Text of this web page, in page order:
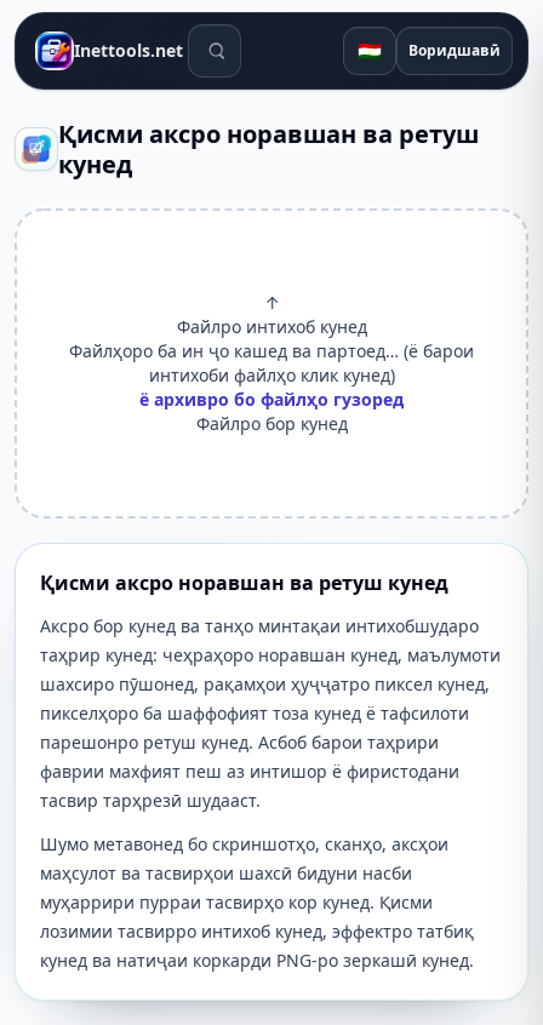
Inettools.net Воситаҳои ҷустуҷӯ🇹🇯 Воридшавӣ
Қисми аксро норавшан ва ретуш
кунед
↑
Файлро интихоб кунед
Файлҳоро ба ин ҷо кашед ва партоед… (ё барои
интихоби файлҳо клик кунед)
ё архивро бо файлҳо гузоред
Файлро бор кунед
Қисми аксро норавшан ва ретуш кунед
Аксро бор кунед ва танҳо минтақаи интихобшударо
таҳрир кунед: чеҳраҳоро норавшан кунед, маълумоти
шахсиро пӯшонед, рақамҳои ҳуҷҷатро пиксел кунед,
пикселҳоро ба шаффофият тоза кунед ё тафсилоти
парешонро ретуш кунед. Асбоб барои таҳрири
фаврии махфият пеш аз интишор ё фиристодани
тасвир тарҳрезӣ шудааст.
Шумо метавонед бо скриншотҳо, сканҳо, аксҳои
маҳсулот ва тасвирҳои шахсӣ бидуни насби
муҳаррири пурраи тасвирҳо кор кунед. Қисми
лозимии тасвирро интихоб кунед, эффектро татбиқ
кунед ва натиҷаи коркарди PNG-ро зеркашӣ кунед.